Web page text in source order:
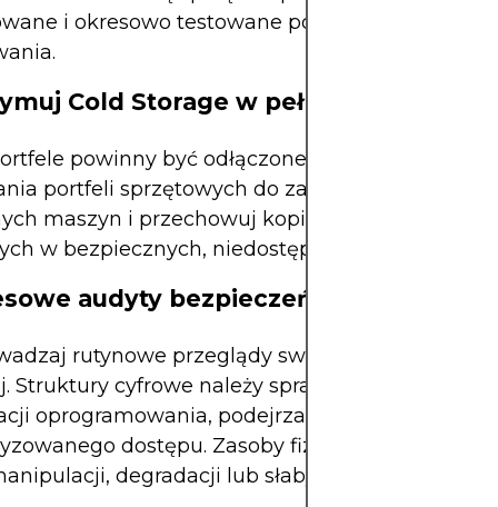
i okresowo testowane pod kątem
Cold Storage w pełni offline
powinny być odłączone od internetu.
portfeli sprzętowych do zainfekowanych lub
maszyn i przechowuj kopie zapasowe kluczy
w bezpiecznych, niedostępnych
audyty bezpieczeństwa
rutynowe przeglądy swoich środowisk
Struktury cyfrowe należy sprawdzać pod kątem
oprogramowania, podejrzanej aktywności lub
dostępu. Zasoby fizyczne należy
degradacji lub słabych punktów